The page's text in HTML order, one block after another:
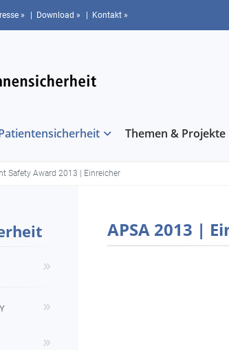
» | Download » | Kontakt »
Themen & Projekte
Safety Award 2013 | Einreicher
APSA 2013 |